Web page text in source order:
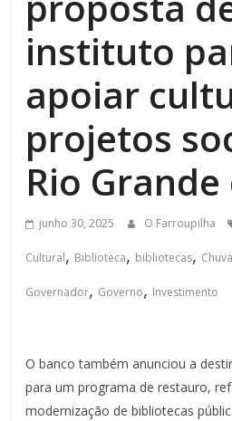
instituto
apoiar
projetos
Rio Grande
junho 30, 2025 O Farroupilha
Cultural, Biblioteca, bibliotecas,
Governador, Governo, Investimento
O banco também anunciou a
para um programa de restauro,
modernização de bibliotecas